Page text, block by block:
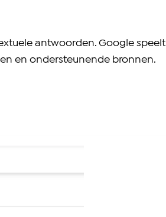
antwoorden. Google speelt
en ondersteunende bronnen.